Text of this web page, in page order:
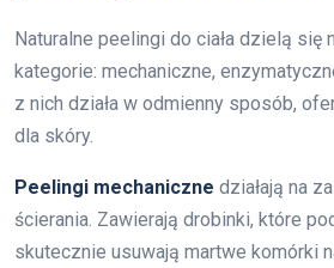
Naturalne peelingi do ciała dzielą się
kategorie: mechaniczne,
z nich działa w odmienny sposób,
dla skóry.
Peelingi mechaniczne działają na
ścierania. Zawierają drobinki, które
skutecznie usuwają martwe komórki